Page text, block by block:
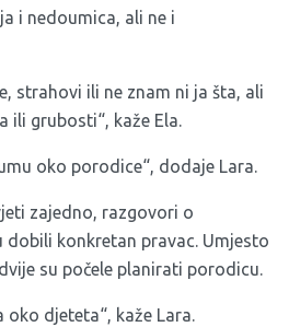
i nedoumica, ali ne i
strahovi ili ne znam ni ja šta, ali
ili grubosti“, kaže Ela.
oko porodice“, dodaje Lara.
zajedno, razgovori o
dobili konkretan pravac. Umjesto
su počele planirati porodicu.
oko djeteta“, kaže Lara.